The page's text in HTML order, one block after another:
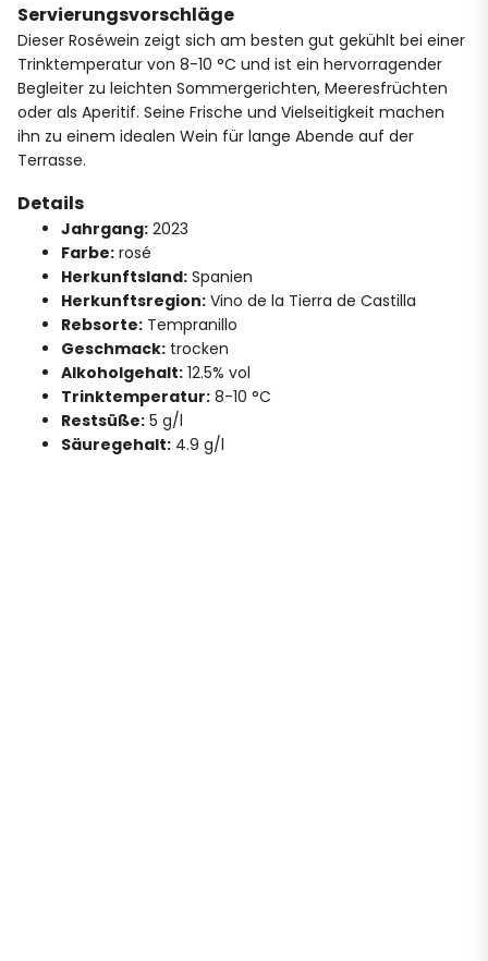
Servierungsvorschläge
Dieser Roséwein zeigt sich am besten gut gekühlt bei einer
Trinktemperatur von 8-10 °C und ist ein hervorragender
Begleiter zu leichten Sommergerichten, Meeresfrüchten
oder als Aperitif. Seine Frische und Vielseitigkeit machen
ihn zu einem idealen Wein für lange Abende auf der
Terrasse.
Details
Jahrgang: 2023
Farbe: rosé
Herkunftsland: Spanien
Herkunftsregion: Vino de la Tierra de Castilla
Rebsorte: Tempranillo
Geschmack: trocken
Alkoholgehalt: 12.5% vol
Trinktemperatur: 8-10 °C
Restsüße: 5 g/l
Säuregehalt: 4.9 g/l